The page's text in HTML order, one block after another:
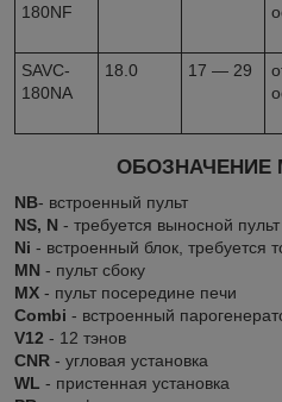
180NF
SAVC-
180NA
18.0 17 — 29
ОБОЗНАЧЕНИЕ
NB- встроенный пульт
NS, N - требуется выносной пульт
Ni - встроенный блок, требуется
MN - пульт сбоку
MX - пульт посередине печи
Combi - встроенный
V12 - 12 тэнов
CNR - угловая установка
WL - пристенная установка